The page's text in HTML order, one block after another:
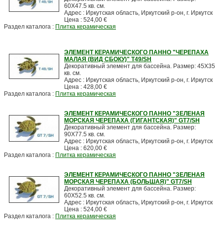
60X47.5 кв. см.
Адрес : Иркутская область, Иркутский р-он, г. Иркутск
Цена : 524,00 €
Раздел каталога : Плитка керамическая
ЭЛЕМЕНТ КЕРАМИЧЕСКОГО ПАННО "ЧЕРЕПАХА
МАЛАЯ (ВИД СБОКУ)" T49/SH
Декоративный элемент для бассейна. Размер: 45X35
кв. см.
Адрес : Иркутская область, Иркутский р-он, г. Иркутск
Цена : 428,00 €
Раздел каталога : Плитка керамическая
ЭЛЕМЕНТ КЕРАМИЧЕСКОГО ПАННО "ЗЕЛЕНАЯ
МОРСКАЯ ЧЕРЕПАХА (ГИГАНТСКАЯ)" GT7/SH
Декоративный элемент для бассейна. Размер:
90X77.5 кв. см.
Адрес : Иркутская область, Иркутский р-он, г. Иркутск
Цена : 620,00 €
Раздел каталога : Плитка керамическая
ЭЛЕМЕНТ КЕРАМИЧЕСКОГО ПАННО "ЗЕЛЕНАЯ
МОРСКАЯ ЧЕРЕПАХА (БОЛЬШАЯ)" GT7/SH
Декоративный элемент для бассейна. Размер:
60X52.5 кв. см.
Адрес : Иркутская область, Иркутский р-он, г. Иркутск
Цена : 524,00 €
Раздел каталога : Плитка керамическая